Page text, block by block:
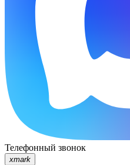
Телефонный звонок
xmark